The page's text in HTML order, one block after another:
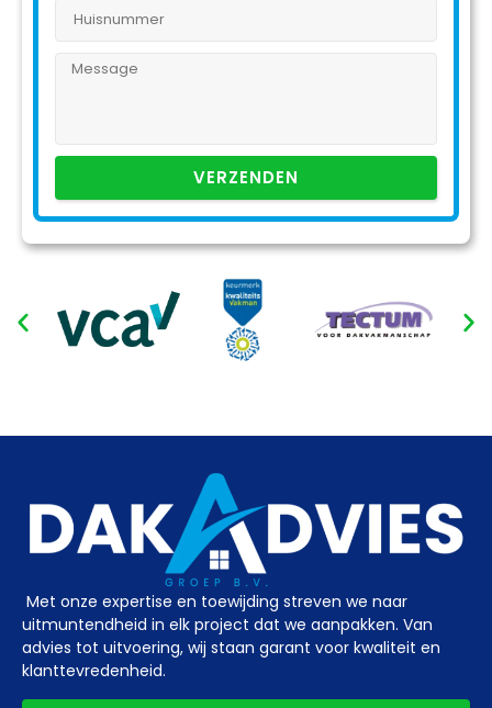
VERZENDEN
Met onze expertise en toewijding streven we naar
uitmuntendheid in elk project dat we aanpakken. Van
advies tot uitvoering, wij staan garant voor kwaliteit en
klanttevredenheid.